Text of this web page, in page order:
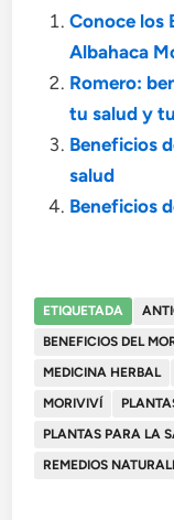
Conoce los
Albahaca
Romero:
tu salud y
Beneficios
salud
Beneficios
ETIQUETADA
BENEFICIOS DEL
MEDICINA HERBAL
MORIVIVÍ
PLANTAS PARA LA
REMEDIOS